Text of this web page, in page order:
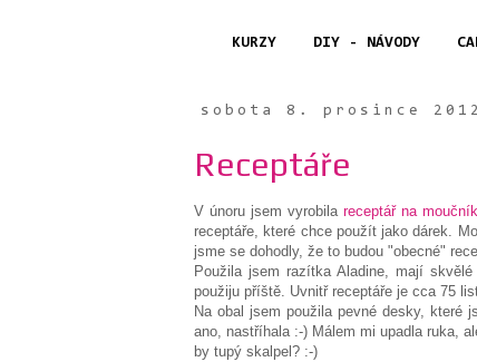
KURZY DIY - NÁVODY
sobota 8. prosince 2012
Receptáře
V únoru jsem vyrobila receptář na
receptáře, které chce použít jako dárek.
jsme se dohodly, že to budou "obecné"
Použila jsem razítka Aladine, mají
použiju příště. Uvnitř receptáře je cca 75
Na obal jsem použila pevné desky, které
ano, nastříhala :-) Málem mi upadla ruka,
by tupý skalpel? :-)